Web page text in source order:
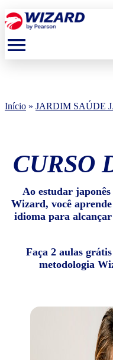
menu
Início » JARDIM SAÚDE
CURSO
Ao estudar
Wizard, você
idioma para
Faça 2 aulas
metodologia